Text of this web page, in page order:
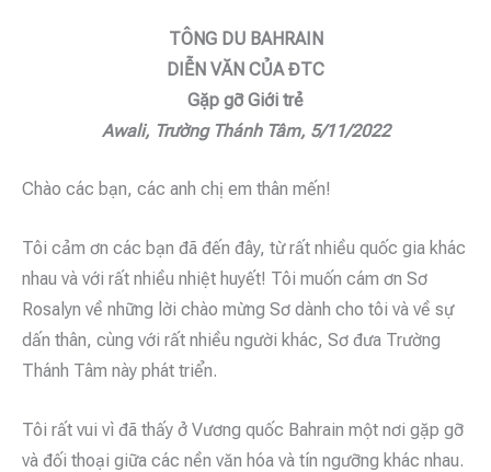
TÔNG DU BAHRAIN
DIỄN VĂN CỦA ĐTC
Gặp gỡ Giới trẻ
Awali, Trường Thánh Tâm, 5/11/2022
Chào các bạn, các anh chị em thân mến!
Tôi cảm ơn các bạn đã đến đây, từ rất nhiều quốc gia khác
nhau và với rất nhiều nhiệt huyết! Tôi muốn cám ơn Sơ
Rosalyn về những lời chào mừng Sơ dành cho tôi và về sự
dấn thân, cùng với rất nhiều người khác, Sơ đưa Trường
Thánh Tâm này phát triển.
Tôi rất vui vì đã thấy ở Vương quốc Bahrain một nơi gặp gỡ
và đối thoại giữa các nền văn hóa và tín ngưỡng khác nhau.